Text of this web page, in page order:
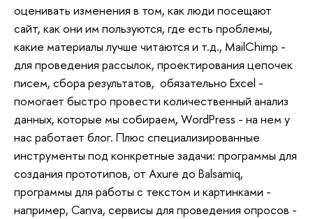
оценивать изменения в том, как люди посещают
сайт, как они им пользуются, где есть проблемы,
какие материалы лучше читаются и т.д., MailChimp -
для проведения рассылок, проектирования цепочек
писем, сбора результатов, обязательно Excel -
помогает быстро провести количественный анализ
данных, которые мы собираем, WordPress - на нем у
нас работает блог. Плюс специализированные
инструменты под конкретные задачи: программы для
создания прототипов, от Axure до Balsamiq,
программы для работы с текстом и картинками -
например, Canva, сервисы для проведения опросов -